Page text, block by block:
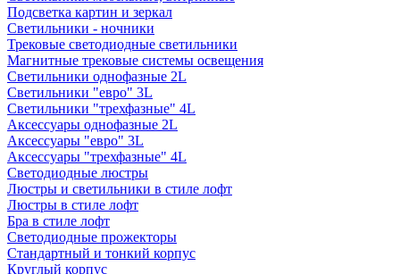
Подсветка картин и зеркал
Светильники - ночники
Трековые светодиодные светильники
Магнитные трековые системы освещения
Светильники однофазные 2L
Светильники "евро" 3L
Светильники "трехфазные" 4L
Аксессуары однофазные 2L
Аксессуары "евро" 3L
Аксессуары "трехфазные" 4L
Светодиодные люстры
Люстры и светильники в стиле лофт
Люстры в стиле лофт
Бра в стиле лофт
Светодиодные прожекторы
Стандартный и тонкий корпус
Круглый корпус